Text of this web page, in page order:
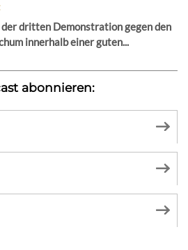
dritten Demonstration gegen den
innerhalb einer guten...
abonnieren: